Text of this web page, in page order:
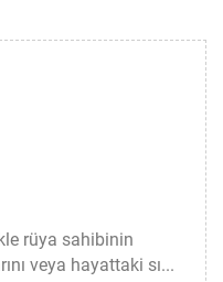
rüya sahibinin
veya hayattaki sı...